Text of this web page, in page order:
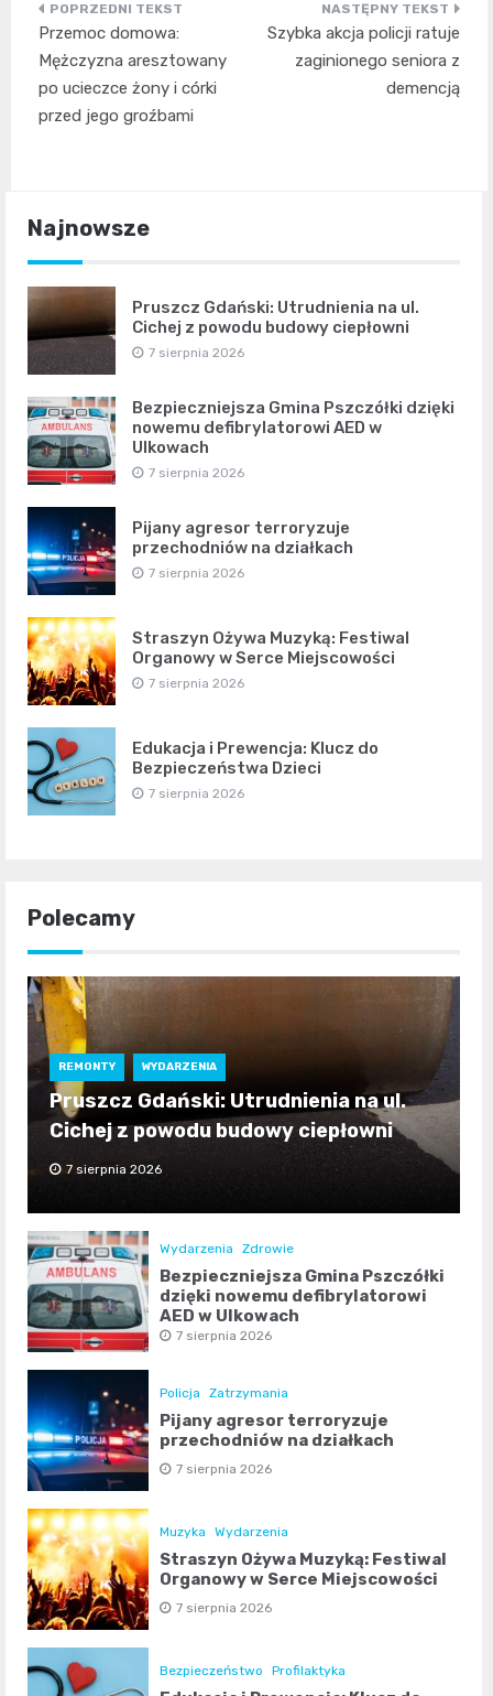
Nawigacja
wpisu
Przemoc domowa:
Mężczyzna aresztowany
po ucieczce żony i córki
przed jego groźbami
Szybka akcja policji ratuje
zaginionego seniora z
demencją
Najnowsze
Pruszcz Gdański: Utrudnienia na ul.
Cichej z powodu budowy ciepłowni
7 sierpnia 2026
Bezpieczniejsza Gmina Pszczółki dzięki
nowemu defibrylatorowi AED w
Ulkowach
7 sierpnia 2026
Pijany agresor terroryzuje
przechodniów na działkach
7 sierpnia 2026
Straszyn Ożywa Muzyką: Festiwal
Organowy w Serce Miejscowości
7 sierpnia 2026
Edukacja i Prewencja: Klucz do
Bezpieczeństwa Dzieci
7 sierpnia 2026
Polecamy
REMONTY WYDARZENIA
Pruszcz Gdański: Utrudnienia na ul.
Cichej z powodu budowy ciepłowni
7 sierpnia 2026
Wydarzenia Zdrowie
Bezpieczniejsza Gmina Pszczółki
dzięki nowemu defibrylatorowi
AED w Ulkowach
7 sierpnia 2026
Policja Zatrzymania
Pijany agresor terroryzuje
przechodniów na działkach
7 sierpnia 2026
Muzyka Wydarzenia
Straszyn Ożywa Muzyką: Festiwal
Organowy w Serce Miejscowości
7 sierpnia 2026
Bezpieczeństwo Profilaktyka